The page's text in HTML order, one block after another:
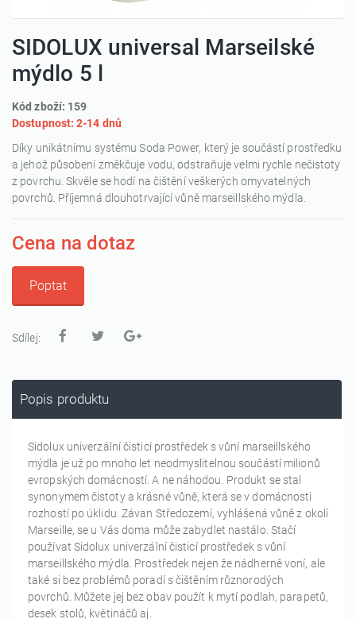
SIDOLUX universal Marseilské
mýdlo 5 l
Kód zboží: 159
Dostupnost: 2-14 dnů
Díky unikátnímu systému Soda Power, který je součástí prostředku
a jehož působení změkčuje vodu, odstraňuje velmi rychle nečistoty
z povrchu. Skvěle se hodí na čištění veškerých omyvatelných
povrchů. Příjemná dlouhotrvající vůně marseillského mýdla.
Cena na dotaz
Poptat
Sdílej:
Popis produktu
Sidolux univerzální čisticí prostředek s vůní marseillského
mýdla je už po mnoho let neodmyslitelnou součástí milionů
evropských domácností. A ne náhodou. Produkt se stal
synonymem čistoty a krásné vůně, která se v domácnosti
rozhostí po úklidu. Závan Středozemí, vyhlášená vůně z okolí
Marseille, se u Vás doma může zabydlet nastálo. Stačí
používat Sidolux univerzální čisticí prostředek s vůní
marseillského mýdla. Prostředek nejen že nádherně voní, ale
také si bez problémů poradí s čištěním různorodých
povrchů. Můžete jej bez obav použít k mytí podlah, parapetů,
desek stolů, květináčů aj.